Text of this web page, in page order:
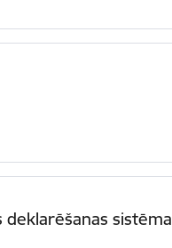
deklarēšanas sistēma